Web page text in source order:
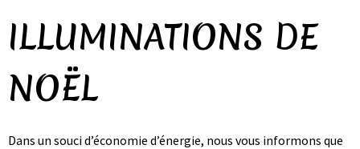
ILLUMINATIONS DE
NOËL
Dans un souci d’économie d’énergie, nous vous informons que